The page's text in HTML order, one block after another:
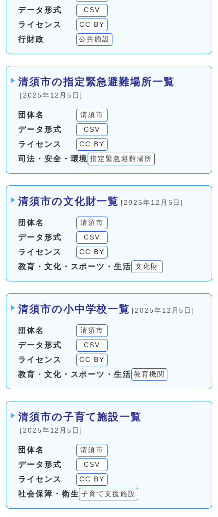
データ形式 CSV
ライセンス CC BY
行財政 公共施設
清須市の指定緊急避難場所一覧
[2025年12月5日]
団体名 清須市
データ形式 CSV
ライセンス CC BY
司法・安全・環境 指定緊急避難場所
清須市の文化財一覧 [2025年12月5日]
団体名 清須市
データ形式 CSV
ライセンス CC BY
教育・文化・スポーツ・生活 文化財
清須市の小中学校一覧 [2025年12月5日]
団体名 清須市
データ形式 CSV
ライセンス CC BY
教育・文化・スポーツ・生活 教育機関
清須市の子育て施設一覧
[2025年12月5日]
団体名 清須市
データ形式 CSV
ライセンス CC BY
社会保障・衛生 子育て支援施設